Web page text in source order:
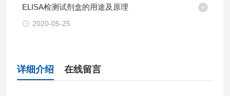
ELISA检测试剂盒的用途及原理
2020-05-25
详细介绍 在线留言